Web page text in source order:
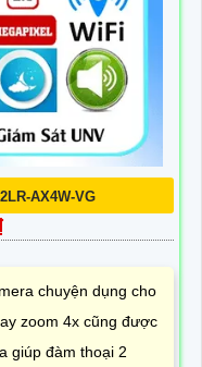
AX4W-VG
chuyện dụng cho
zoom 4x cũng được
giúp đàm thoại 2